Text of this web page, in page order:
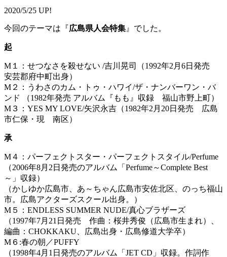
2020/5/25 UP!
今回のテーマは『広島県人会特集 』でした。
起
M１：せつなさを殺せない /吉川晃司（1992年2月6日発売
安芸郡府中町出身）
M２：うわさのカム・トゥ・ハワイ/ザ・ナンバーワン・バ
ンド （1982年発売 アルバム『もも』収録 福山市野上町）
M３：YES MY LOVE/矢沢永吉（1982年2月20日発売 広島
市仁保・現 南区）
承
M４：パーフェクトスター・パーフェクトスタイル/Perfume
（2006年8月2日発売のアルバム「Perfume～Complete Best
～」収録）
（かしゆか広島市、あ～ちゃん広島市安佐北区、のっち福山
市。広島アクターズスクール出身。）
M５：ENDLESS SUMMER NUDE/真心ブラザーズ
（1997年7月21日発売 作曲：桜井秀俊（広島市生まれ）、
編曲：CHOKKAKU、広島出身・広島修道大学卒）
M６:春の朝／PUFFY
（1998年4月1日発売のアルバム「JET CD」収録。作詞作